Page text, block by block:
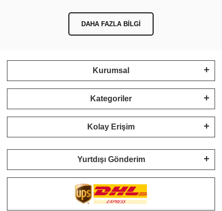
DAHA FAZLA BILGI
Kurumsal
Kategoriler
Kolay Erişim
Yurtdışı Gönderim